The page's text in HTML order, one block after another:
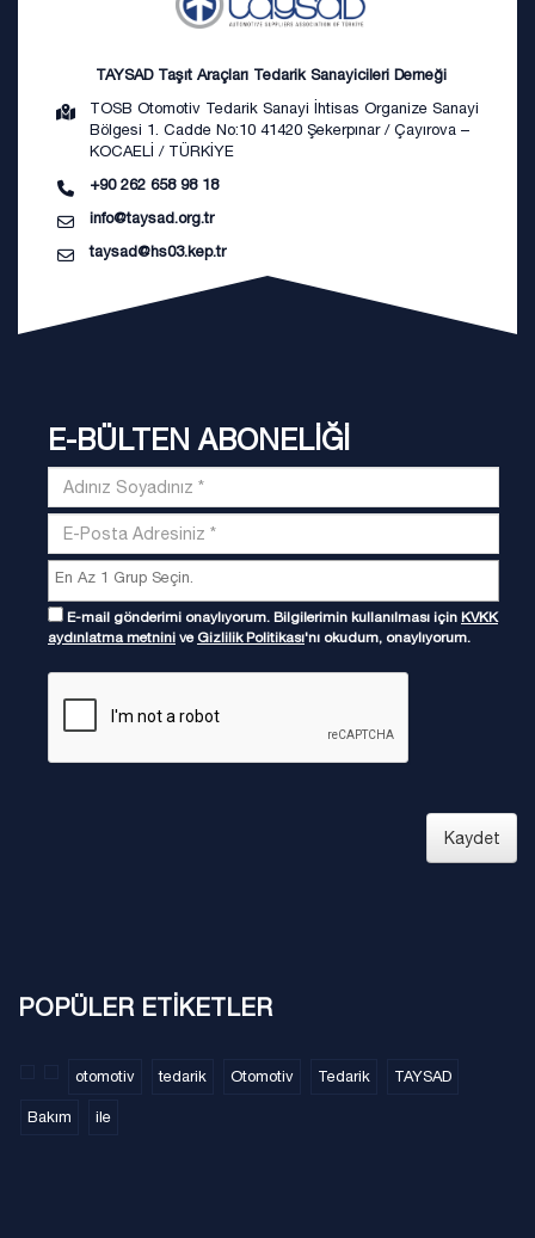
TAYSAD Taşıt Araçları Tedarik Sanayicileri Derneği
TOSB Otomotiv Tedarik Sanayi İhtisas Organize Sanayi
Bölgesi 1. Cadde No:10 41420 Şekerpınar / Çayırova –
KOCAELİ / TÜRKİYE
+90 262 658 98 18
info@taysad.org.tr
taysad@hs03.kep.tr
E-BÜLTEN ABONELİĞİ
E-mail gönderimi onaylıyorum. Bilgilerimin kullanılması için KVKK
aydınlatma metnini ve Gizlilik Politikası'nı okudum, onaylıyorum.
Kaydet
POPÜLER ETİKETLER
otomotiv tedarik Otomotiv Tedarik TAYSAD
Bakım ile